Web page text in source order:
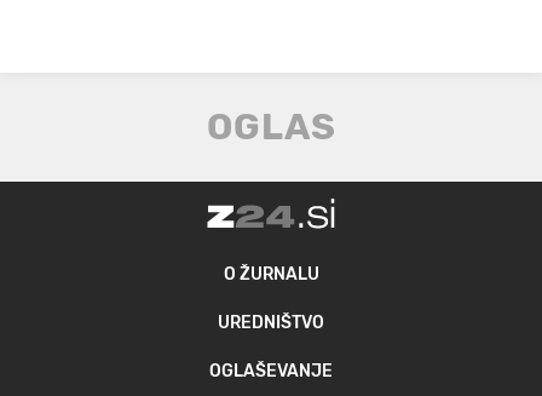
O ŽURNALU
UREDNIŠTVO
OGLAŠEVANJE